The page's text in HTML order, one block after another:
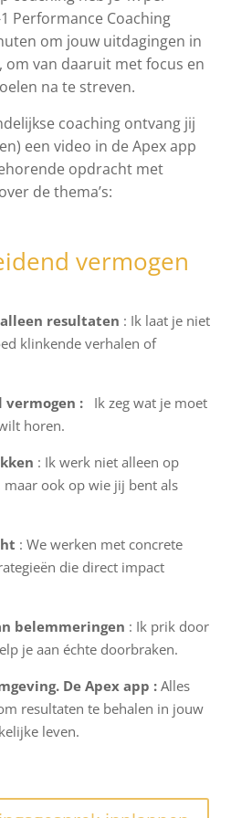
Performance Coaching
om jouw uitdagingen in
om van daaruit met focus en
na te streven.
coaching ontvang jij
een video in de Apex app
horendeopdracht met
overdethema’s:
vermogen
alleen resultaten : Ik laat je niet
klinkende verhalen of
vermogen :
Ik zeg wat je moet
horen.
: Ik werk niet alleen op
maar ook op wie jij bent als
: We werken met concrete
die direct impact
belemmeringen : Ik prik door
je aan échte doorbraken.
De Apex app : Alles
resultaten te behalen in jouw
leven.